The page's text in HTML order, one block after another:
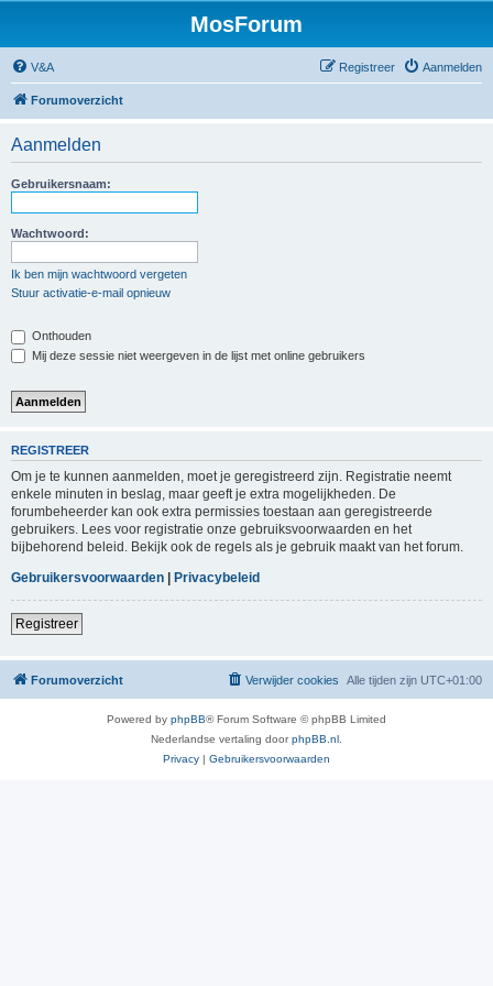
MosForum
V&A Aanmelden
Registreer
Forumoverzicht
Aanmelden
Gebruikersnaam:
Wachtwoord:
Ik ben mijn wachtwoord vergeten
Stuur activatie-e-mail opnieuw
Onthouden
Mij deze sessie niet weergeven in de lijst met online gebruikers
REGISTREER
Om je te kunnen aanmelden, moet je geregistreerd zijn. Registratie neemt
enkele minuten in beslag, maar geeft je extra mogelijkheden. De
forumbeheerder kan ook extra permissies toestaan aan geregistreerde
gebruikers. Lees voor registratie onze gebruiksvoorwaarden en het
bijbehorend beleid. Bekijk ook de regels als je gebruik maakt van het forum.
Gebruikersvoorwaarden | Privacybeleid
Registreer
Forumoverzicht Alle tijden zijn UTC+01:00
Verwijder cookies
Powered by phpBB® Forum Software © phpBB Limited
Nederlandse vertaling doorphpBB.nl
Privacy | Gebruikersvoorwaarden